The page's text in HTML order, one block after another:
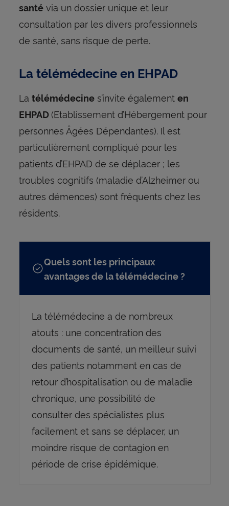
santévia un dossier unique et leur
consultation par les divers professionnels
de santé, sans risque de perte.
La télémédecine en EHPAD
La télémédecines’invite également en
EHPAD (Etablissement d’Hébergement pour
personnes Âgées Dépendantes). Il est
particulièrement compliqué pour les
patients d’EHPAD de se déplacer ; les
troubles cognitifs (maladie d’Alzheimer ou
autres démences) sont fréquents chez les
résidents.
Quels sont les principaux
avantages de la télémédecine ?
La télémédecine a de nombreux
atouts : une concentration des
documents de santé, un meilleur suivi
des patients notamment en cas de
retour d’hospitalisation ou de maladie
chronique, une possibilité de
consulter des spécialistes plus
facilement et sans se déplacer, un
moindre risque de contagion en
période de crise épidémique.